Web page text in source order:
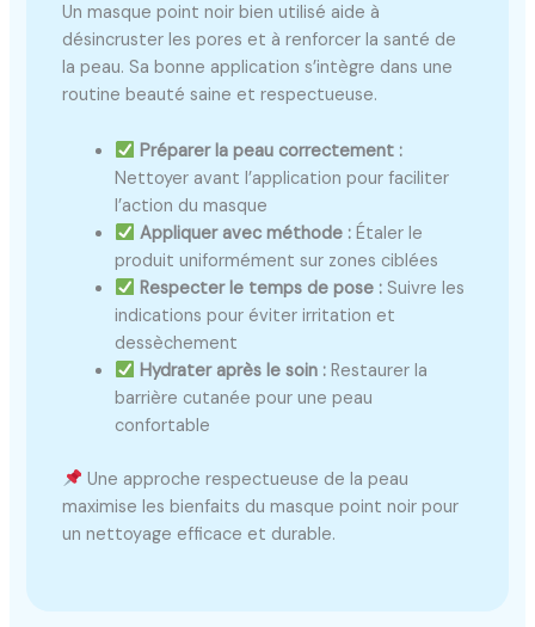
Un masque point noir bien utilisé aide à
désincruster les pores et à renforcer la santé de
la peau. Sa bonne application s’intègre dans une
routine beauté saine et respectueuse.
Préparer la peau correctement :
Nettoyer avant l’application pour faciliter
l’action du masque
Appliquer avec méthode :Étaler le
produit uniformément sur zones ciblées
Respecter le temps de pose :Suivre les
indications pour éviter irritation et
dessèchement
Hydrater après le soin :Restaurer la
barrière cutanée pour une peau
confortable
Une approche respectueuse de la peau
maximise les bienfaits du masque point noir pour
un nettoyage efficace et durable.